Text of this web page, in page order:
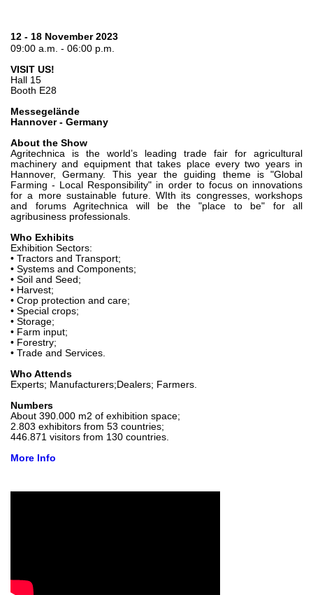
Motori elettrici brushless - Serie MS
Motores de pistões radiais
Motores Orbitais produzidos para a Bondioli & Pavesi
Sistemas de acoplamento
Controlo
Blocos Hidráulicos Integrados
Válvulas de controle direcional
Válvulas de cartucho
Válvulas em linha
Servocomandos
Componentes eletrónicos para Sistemas de controlo
Permuta térmica
Sistemas Fan Drive
Permutadores de calor
12 - 18 November 2023
09:00 a.m. - 06:00 p.m.
VISIT US!
Hall 15
Booth E28
Messegelände
Hannover - Germany
About the Show
Agritechnica is the world’s leading trade fair for agricultural
machinery and equipment that takes place every two years in
Hannover, Germany. This year the guiding theme is "Global
Farming - Local Responsibility" in order to focus on innovations
for a more sustainable future. WIth its congresses, workshops
and forums Agritechnica will be the "place to be" for all
agribusiness professionals.
Who Exhibits
Exhibition Sectors:
• Tractors and Transport;
• Systems and Components;
• Soil and Seed;
• Harvest;
• Crop protection and care;
• Special crops;
• Storage;
• Farm input;
• Forestry;
• Trade and Services.
Who Attends
Experts; Manufacturers;Dealers; Farmers.
Numbers
About 390.000 m2 of exhibition space;
2.803 exhibitors from 53 countries;
446.871 visitors from 130 countries.
More Info